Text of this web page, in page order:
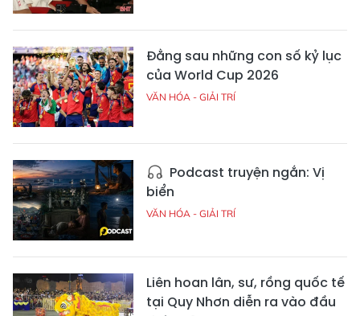
Đằng sau những con số kỷ lục
của World Cup 2026
VĂN HÓA - GIẢI TRÍ
Podcast truyện ngắn: Vị
biển
VĂN HÓA - GIẢI TRÍ
Liên hoan lân, sư, rồng quốc tế
tại Quy Nhơn diễn ra vào đầu